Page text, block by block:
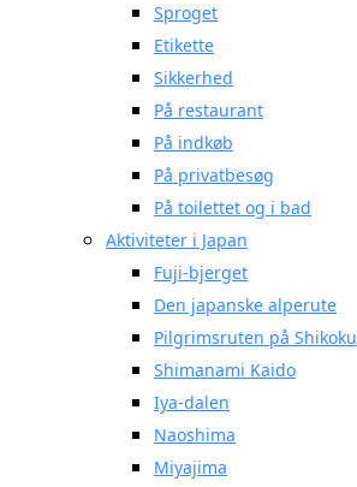
Sproget
Etikette
Sikkerhed
På restaurant
På indkøb
På privatbesøg
På toilettet og i bad
Aktiviteter i Japan
Fuji-bjerget
Den japanske alperute
Pilgrimsruten på Shikoku
Shimanami Kaido
Iya-dalen
Naoshima
Miyajima